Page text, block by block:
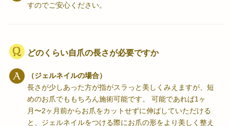
すのでご安心ください。
どのくらい自爪の長さが必要ですか
（ジェルネイルの場合）
長さが少しあった方が指がスラっと美しくみえますが、短
めのお爪でももちろん施術可能です。 可能であれば1ヶ
月〜2ヶ月前からお爪をカットせずに伸ばしていただける
と、ジェルネイルをつける際にお爪の形をより美しく整え